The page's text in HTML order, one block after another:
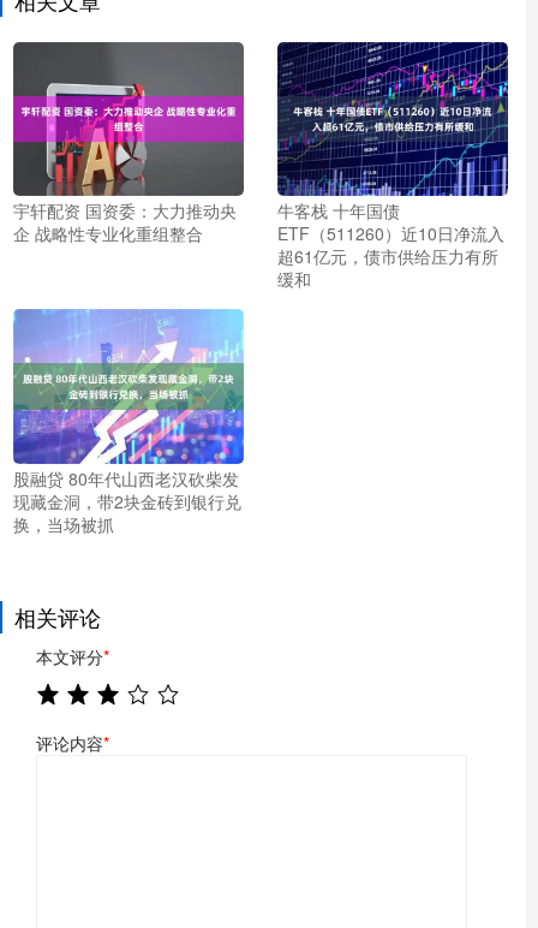
宇轩配资 国资委：大力推动央
企 战略性专业化重组整合
牛客栈 十年国债
ETF（511260）近10日净流入
超61亿元，债市供给压力有所
缓和
股融贷 80年代山西老汉砍柴发
现藏金洞，带2块金砖到银行兑
换，当场被抓
相关评论
本文评分*
评论内容*